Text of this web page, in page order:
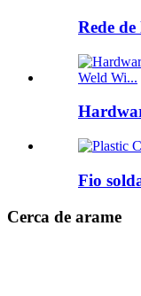
Rede
Fio
Cerca de arame